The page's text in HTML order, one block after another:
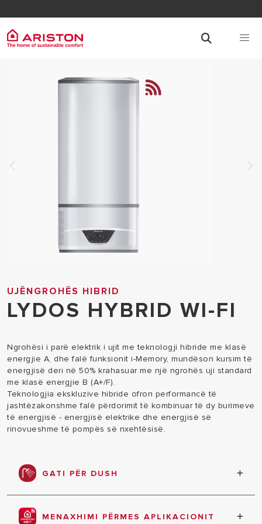
UJËNGROHËS HIBRID
LYDOS HYBRID WI-FI
Ngrohësi i parë elektrik i ujit me teknologji hibride me klasë
energjie A, dhe falë funksionit i-Memory, mundëson kursim të
energjisë deri në 50% krahasuar me një ngrohës uji standard
me klasë energjie B (A+/F).
Teknologjia ekskluzive hibride ofron performancë të
jashtëzakonshme falë përdorimit të kombinuar të dy burimeve
të energjisë - energjisë elektrike dhe energjisë së
rinovueshme të pompës së nxehtësisë.
GATI PËR DUSH
Njoftohuni kur uji të jetë gati për dushin e parë
nëpërmjet ekranit në ngrohësin e ujit dhe
smartphone tuaj, duke përdorur aplikacionin Ariston
MENAXHIMI PËRMES APLIKACIONIT